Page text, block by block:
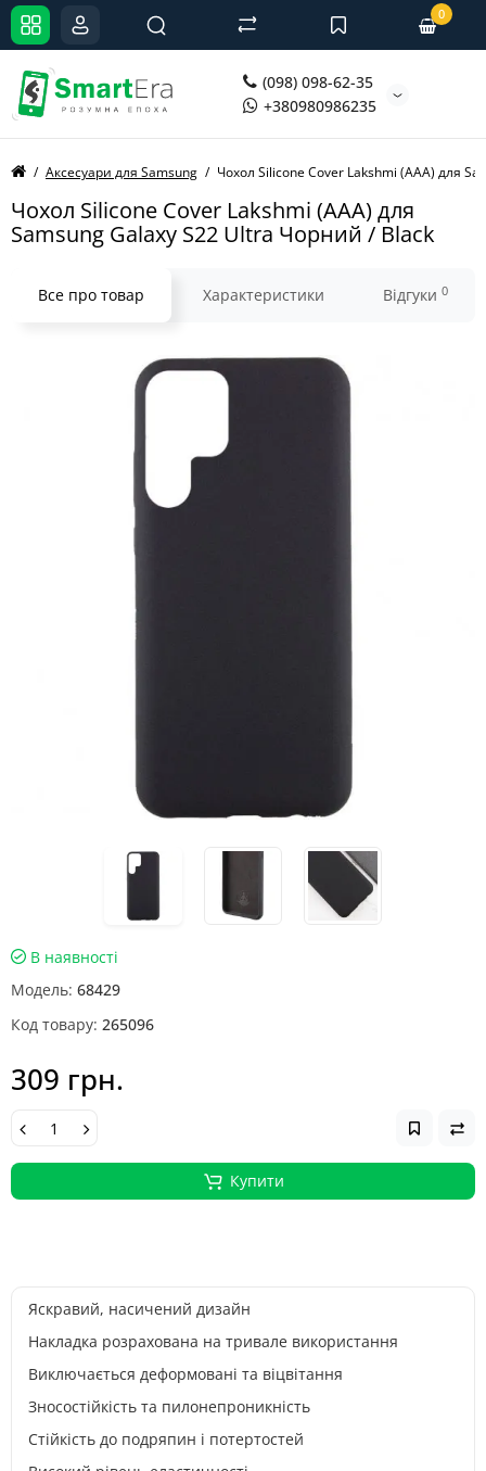
(098) 098-62-35
+380980986235
0
Аксесуари для Samsung Чохол Silicone Cover Lakshmi (AAA) для
Чохол Silicone Cover Lakshmi (AAA) для
Samsung Galaxy S22 Ultra Чорний / Black
Все про товар Характеристики Відгуки 0
В наявності
Модель: 68429
Код товару: 265096
309 грн.
Купити
Яскравий, насичений дизайн
Накладка розрахована на тривале використання
Виключається деформовані та віцвітання
Зносостійкість та пилонепроникність
Стійкість до подряпин і потертостей